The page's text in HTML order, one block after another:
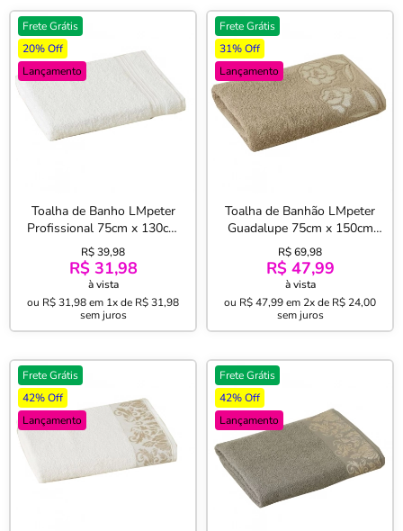
Frete Grátis
20% Off
Lançamento
Toalha de Banho LMpeter
Profissional 75cm x 130cm
Branca
R$ 39,98
R$ 31,98
à vista
ou R$ 31,98em 1x de R$ 31,98
sem juros
Frete Grátis
31% Off
Lançamento
Toalha de Banhão LMpeter
Guadalupe 75cm x 150cm
Fendi
R$ 69,98
R$ 47,99
à vista
ou R$ 47,99em 2x de R$ 24,00
sem juros
Frete Grátis
42% Off
Lançamento
Frete Grátis
42% Off
Lançamento